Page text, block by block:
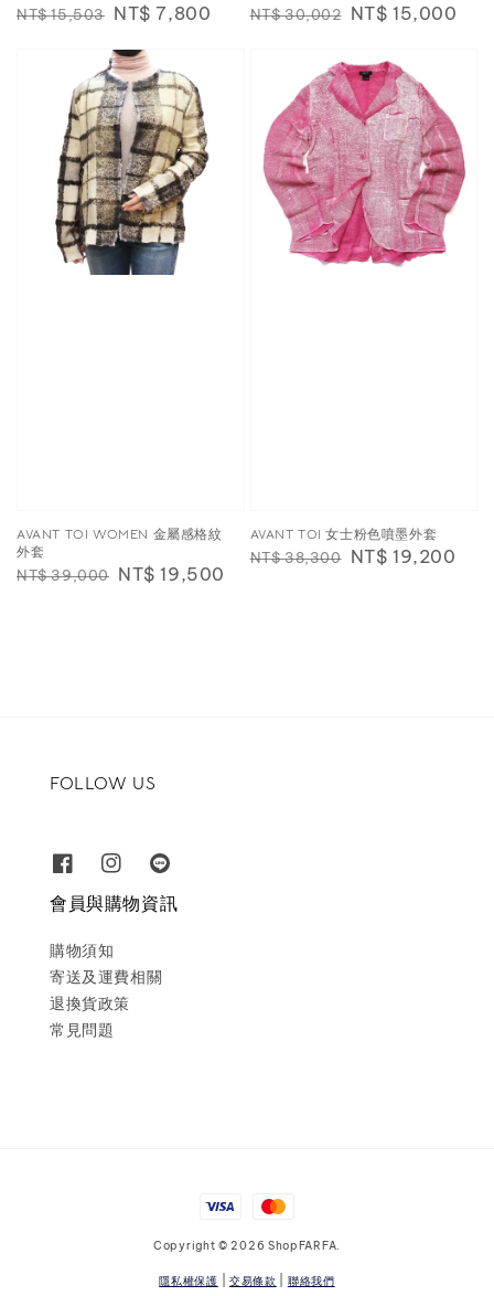
Regular
NT$ 15,503 Sale
NT$ 7,800
Regular
NT$ 30,002 Sale
NT$ 15,000
AVANT TOI WOMEN 金屬感格紋
外套
Regular
NT$ 39,000 Sale
NT$ 19,500
AVANT TOI 女士粉色噴墨外套
Regular
NT$ 38,300 Sale
NT$ 19,200
FOLLOW US
會員與購物資訊
購物須知
寄送及運費相關
退換貨政策
常見問題
Copyright © 2026 ShopFARFA.
隱私權保護 交易條款 聯絡我們